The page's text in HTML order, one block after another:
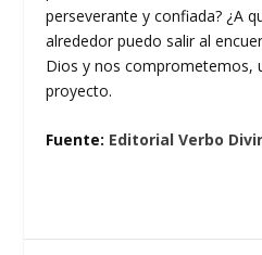
perseverante y confiada? ¿A
alrededor puedo salir al
Dios y nos comprometemos,
proyecto.
Fuente: Editorial Verbo